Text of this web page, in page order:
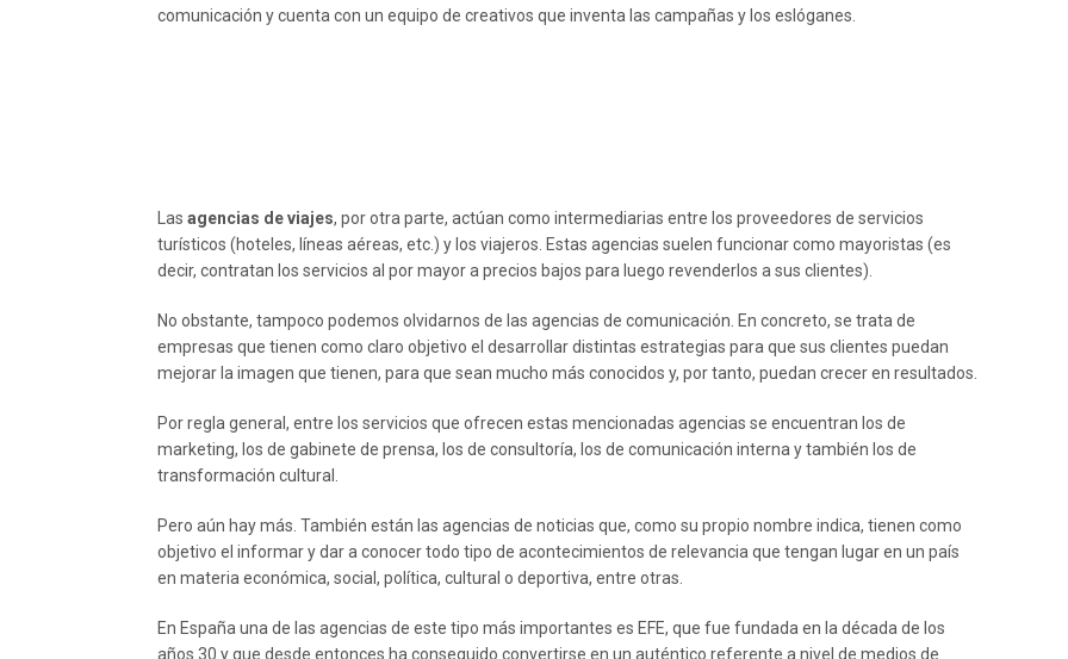
comunicación y cuenta con un equipo de creativos que inventa las campañas y los eslóganes.
Las agencias de viajes, por otra parte, actúan como intermediarias entre los proveedores de servicios
turísticos (hoteles, líneas aéreas, etc.) y los viajeros. Estas agencias suelen funcionar como mayoristas (es
decir, contratan los servicios al por mayor a precios bajos para luego revenderlos a sus clientes).
No obstante, tampoco podemos olvidarnos de las agencias de comunicación. En concreto, se trata de
empresas que tienen como claro objetivo el desarrollar distintas estrategias para que sus clientes puedan
mejorar la imagen que tienen, para que sean mucho más conocidos y, por tanto, puedan crecer en resultados.
Por regla general, entre los servicios que ofrecen estas mencionadas agencias se encuentran los de
marketing, los de gabinete de prensa, los de consultoría, los de comunicación interna y también los de
transformación cultural.
Pero aún hay más. También están las agencias de noticias que, como su propio nombre indica, tienen como
objetivo el informar y dar a conocer todo tipo de acontecimientos de relevancia que tengan lugar en un país
en materia económica, social, política, cultural o deportiva, entre otras.
En España una de las agencias de este tipo más importantes es EFE, que fue fundada en la década de los
años 30 y que desde entonces ha conseguido convertirse en un auténtico referente a nivel de medios de